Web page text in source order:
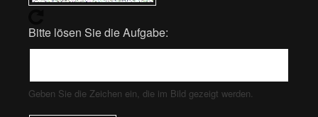
Bitte lösen Sie die Aufgabe:
Geben Sie die Zeichen ein, die im Bild gezeigt werden.